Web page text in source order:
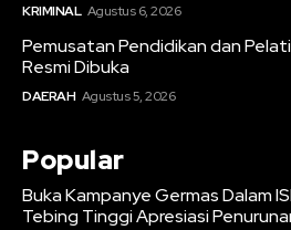
KRIMINAL Agustus 6, 2026
Pemusatan Pendidikan dan
Resmi Dibuka
DAERAH Agustus 5, 2026
Popular
Buka Kampanye Germas Dalam
Tebing Tinggi Apresiasi